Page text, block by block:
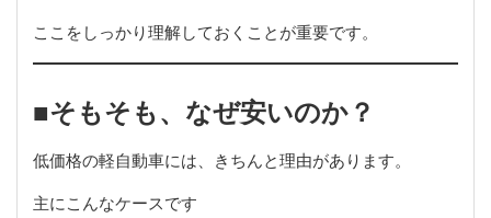
ここをしっかり理解しておくことが重要です。
■そもそも、なぜ安いのか？
低価格の軽自動車には、きちんと理由があります。
主にこんなケースです